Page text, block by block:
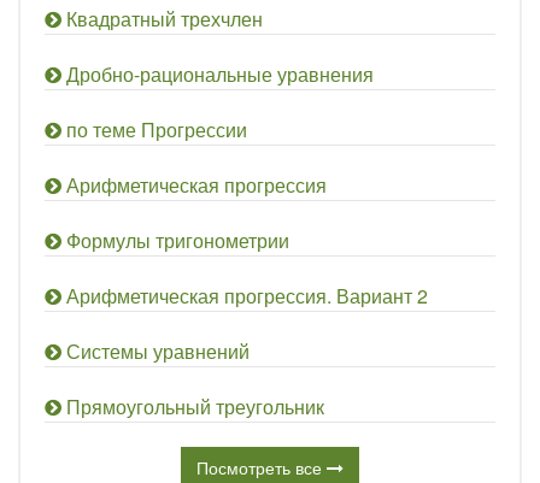
Квадратный трехчлен
Дробно-рациональные уравнения
по теме Прогрессии
Арифметическая прогрессия
Формулы тригонометрии
Арифметическая прогрессия. Вариант 2
Системы уравнений
Прямоугольный треугольник
Посмотреть все